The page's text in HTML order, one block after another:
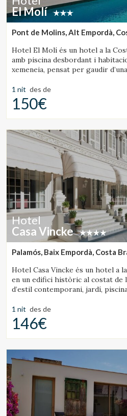
El Molí
Pont de Molins, Alt Empordà,
Hotel El Molí és un hotel a la
amb piscina desbordant i
xemeneia, pensat per gaudir
1 nit des de
150€
Hotel
Casa Vincke
Palamós, Baix Empordà, Costa
Hotel Casa Vincke és un hotel a
en un edifici històric al costat de
d’estil contemporani, jardí,
1 nit des de
146€